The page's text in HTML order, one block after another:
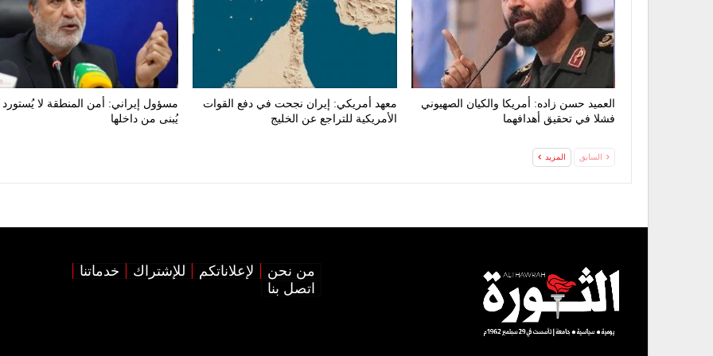
العميد حسن زاده: أمريكا والكيان الصهيوني
فشلا في تحقيق أهدافهما
معهد أمريكي: إيران نجحت في دفع القوات
الأمريكية للتراجع عن الخليج
مسؤول إيراني: أمن المنطقة لا يُستورد
يُبنى من داخلها
السابق المزيد
من نحن لإعلاناتكم للإشتراك
خدماتنا
اتصل بنا